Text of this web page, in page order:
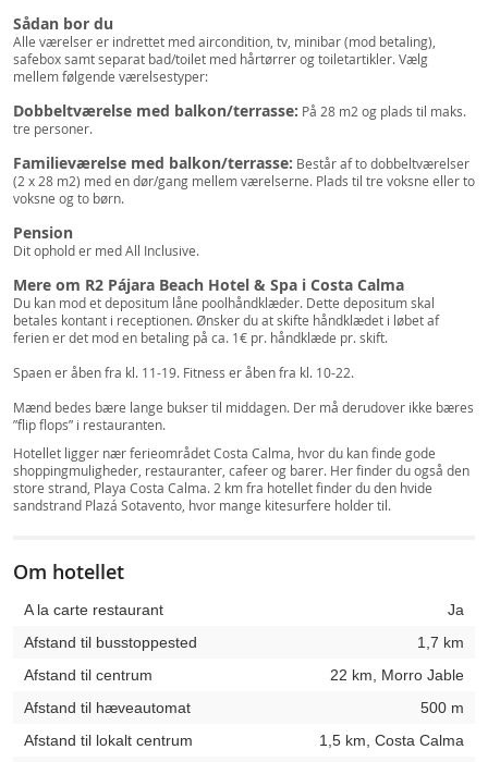
Sådan bor du
Alle værelser er indrettet med aircondition, tv, minibar (mod betaling),
safebox samt separat bad/toilet med hårtørrer og toiletartikler. Vælg
mellem følgende værelsestyper:
Dobbeltværelse med balkon/terrasse: På 28 m2 og plads til maks.
tre personer.
Familieværelse med balkon/terrasse: Består af to dobbeltværelser
(2 x 28 m2) med en dør/gang mellem værelserne. Plads til tre voksne eller to
voksne og to børn.
Pension
Dit ophold er med All Inclusive.
Mere om R2 Pájara Beach Hotel & Spa i Costa Calma
Du kan mod et depositum låne poolhåndklæder. Dette depositum skal
betales kontant i receptionen. Ønsker du at skifte håndklædet i løbet af
ferien er det mod en betaling på ca. 1€ pr. håndklæde pr. skift.
Spaen er åben fra kl. 11-19. Fitness er åben fra kl. 10-22.
Mænd bedes bære lange bukser til middagen. Der må derudover ikke bæres
”flip flops” i restauranten.
Hotellet ligger nær ferieområdet Costa Calma, hvor du kan finde gode
shoppingmuligheder, restauranter, cafeer og barer. Her finder du også den
store strand, Playa Costa Calma. 2 km fra hotellet finder du den hvide
sandstrand Plazá Sotavento, hvor mange kitesurfere holder til.
Om hotellet
A la carte restaurant
Ja
Afstand til busstoppested
1,7 km
Afstand til centrum
22 km, Morro Jable
Afstand til hæveautomat
500 m
Afstand til lokalt centrum
1,5 km, Costa Calma